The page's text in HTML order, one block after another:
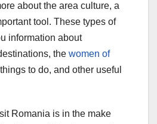
about the area culture, a
tool. These types of
information about
the women of
to do, and other useful
Romania is in the make